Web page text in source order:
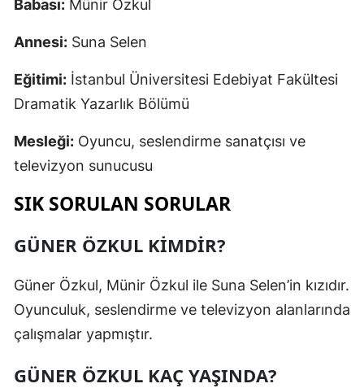
Babası: Münir Özkul
Annesi: Suna Selen
Eğitimi: İstanbul Üniversitesi Edebiyat Fakültesi
Dramatik Yazarlık Bölümü
Mesleği: Oyuncu, seslendirme sanatçısı ve
televizyon sunucusu
SIK SORULAN SORULAR
GÜNER ÖZKUL KIMDIR?
Güner Özkul, Münir Özkul ile Suna Selen’in kızıdır.
Oyunculuk, seslendirme ve televizyon alanlarında
çalışmalar yapmıştır.
GÜNER ÖZKUL KAÇ YAŞINDA?